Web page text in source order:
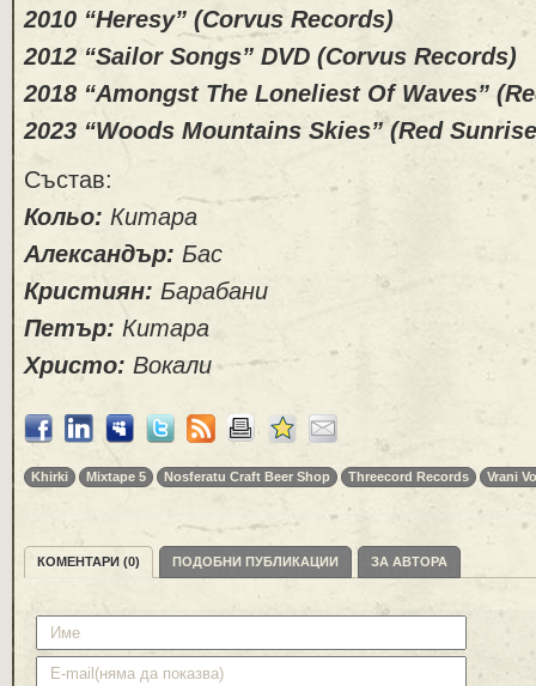
2010 “Heresy” (Corvus Records)
2012 “Sailor Songs” DVD (Corvus Records)
2018 “Amongst The Loneliest Of Waves”
2023 “Woods Mountains Skies” (Red
Състав:
Кольо: Китара
Александър: Бас
Кристиян: Барабани
Петър: Китара
Христо: Вокали
Khirki Mixtape 5 Nosferatu Craft Beer Shop Threecord Records Vrani
КОМЕНТАРИ (0) ПОДОБНИ ПУБЛИКАЦИИ ЗА АВТОРА